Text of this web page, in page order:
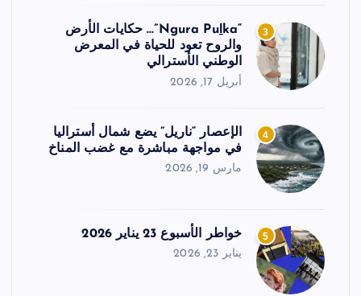
3
“Ngura Puḻka”… حكايات الأرض
والروح تعود للحياة في المعرض
الوطني الأسترالي
أبريل 17, 2026
4
الإعصار “ناريل” يضع شمال أستراليا
في مواجهة مباشرة مع غضب المناخ
مارس 19, 2026
5 خواطر الأسبوع 23 يناير 2026
يناير 23, 2026